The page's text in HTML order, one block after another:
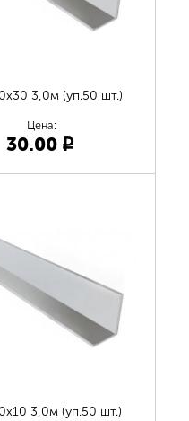
3,0м (уп.50 шт.)
Цена:
30.00 p
3,0м (уп.50 шт.)